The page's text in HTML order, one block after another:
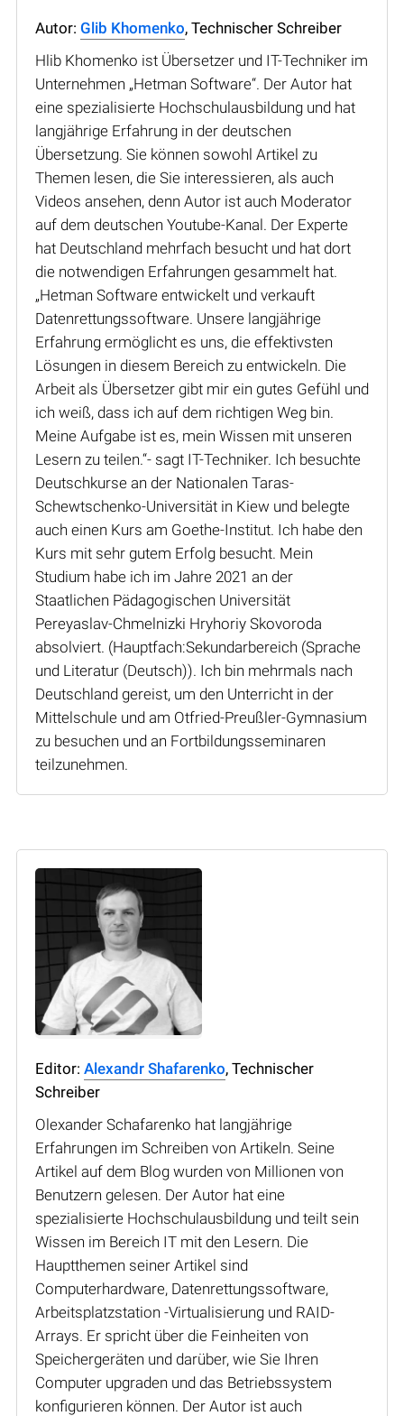
Autor: Glib Khomenko, Technischer Schreiber
Hlib Khomenko ist Übersetzer und IT-Techniker im
Unternehmen „Hetman Software“. Der Autor hat
eine spezialisierte Hochschulausbildung und hat
langjährige Erfahrung in der deutschen
Übersetzung. Sie können sowohl Artikel zu
Themen lesen, die Sie interessieren, als auch
Videos ansehen, denn Autor ist auch Moderator
auf dem deutschen Youtube-Kanal. Der Experte
hat Deutschland mehrfach besucht und hat dort
die notwendigen Erfahrungen gesammelt hat.
„Hetman Software entwickelt und verkauft
Datenrettungssoftware. Unsere langjährige
Erfahrung ermöglicht es uns, die effektivsten
Lösungen in diesem Bereich zu entwickeln. Die
Arbeit als Übersetzer gibt mir ein gutes Gefühl und
ich weiß, dass ich auf dem richtigen Weg bin.
Meine Aufgabe ist es, mein Wissen mit unseren
Lesern zu teilen.“- sagt IT-Techniker. Ich besuchte
Deutschkurse an der Nationalen Taras-
Schewtschenko-Universität in Kiew und belegte
auch einen Kurs am Goethe-Institut. Ich habe den
Kurs mit sehr gutem Erfolg besucht. Mein
Studium habe ich im Jahre 2021 an der
Staatlichen Pädagogischen Universität
Pereyaslav-Chmelnizki Hryhoriy Skovoroda
absolviert. (Hauptfach:Sekundarbereich (Sprache
und Literatur (Deutsch)). Ich bin mehrmals nach
Deutschland gereist, um den Unterricht in der
Mittelschule und am Otfried-Preußler-Gymnasium
zu besuchen und an Fortbildungsseminaren
teilzunehmen.
Editor: Alexandr Shafarenko, Technischer
Schreiber
Olexander Schafarenko hat langjährige
Erfahrungen im Schreiben von Artikeln. Seine
Artikel auf dem Blog wurden von Millionen von
Benutzern gelesen. Der Autor hat eine
spezialisierte Hochschulausbildung und teilt sein
Wissen im Bereich IT mit den Lesern. Die
Hauptthemen seiner Artikel sind
Computerhardware, Datenrettungssoftware,
Arbeitsplatzstation -Virtualisierung und RAID-
Arrays. Er spricht über die Feinheiten von
Speichergeräten und darüber, wie Sie Ihren
Computer upgraden und das Betriebssystem
konfigurieren können. Der Autor ist auch